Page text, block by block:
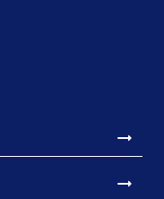
arrow_right_alt
arrow_right_alt